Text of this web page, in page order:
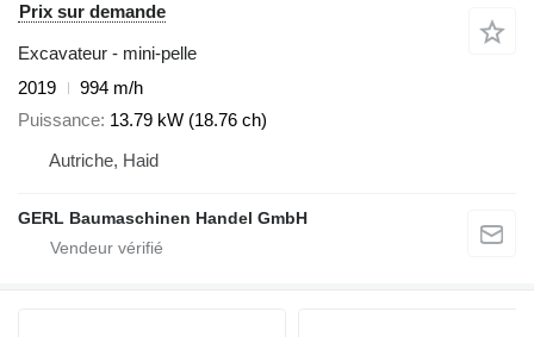
Prix sur demande
Excavateur - mini-pelle
2019
994 m/h
Puissance 13.79 kW (18.76 ch)
Autriche, Haid
GERL Baumaschinen Handel GmbH